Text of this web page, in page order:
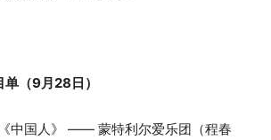
（9月28日）
中国人》 —— 蒙特利尔爱乐团（程春